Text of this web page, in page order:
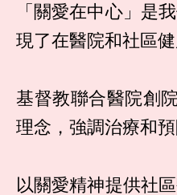
「關愛在中心」是
現了在醫院和社區
基督教聯合醫院創
理念，強調治療和預
以關愛精神提供社